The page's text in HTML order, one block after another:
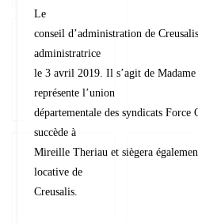
Le
conseil d’administration de
administratrice
le 3 avril 2019. Il s’agit de
représente l’union
départementale des syndicats
succède à
Mireille Theriau et siègera
locative de
Creusalis.